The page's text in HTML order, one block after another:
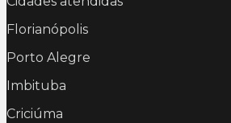
Florianópolis
Porto Alegre
Imbituba
Criciúma